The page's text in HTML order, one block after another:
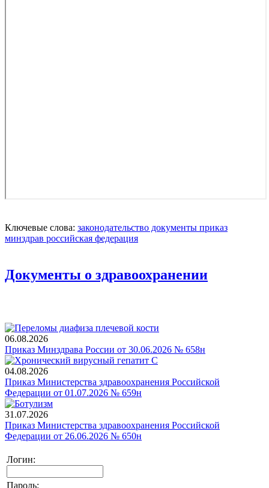
Ключевые слова: законодательство документы приказ
минздрав российская федерация
Документы о здравоохранении
06.08.2026
Приказ Минздрава России от 30.06.2026 № 658н
04.08.2026
Приказ Министерства здравоохранения Российской
Федерации от 01.07.2026 № 659н
31.07.2026
Приказ Министерства здравоохранения Российской
Федерации от 26.06.2026 № 650н
Логин:
Пароль: